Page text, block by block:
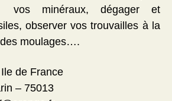
vos minéraux, dégager et
observer vos trouvailles à la
moulages….
de France
– 75013